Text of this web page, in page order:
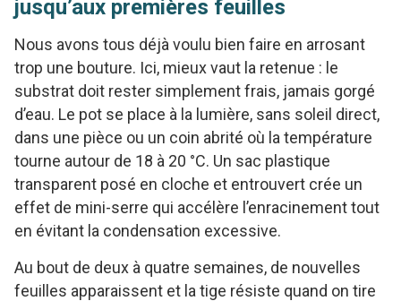
jusqu’aux premières feuilles
Nous avons tous déjà voulu bien faire en arrosant
trop une bouture. Ici, mieux vaut la retenue : le
substrat doit rester simplement frais, jamais gorgé
d’eau. Le pot se place à la lumière, sans soleil direct,
dans une pièce ou un coin abrité où la température
tourne autour de 18 à 20 °C. Un sac plastique
transparent posé en cloche et entrouvert crée un
effet de mini-serre qui accélère l’enracinement tout
en évitant la condensation excessive.
Au bout de deux à quatre semaines, de nouvelles
feuilles apparaissent et la tige résiste quand on tire